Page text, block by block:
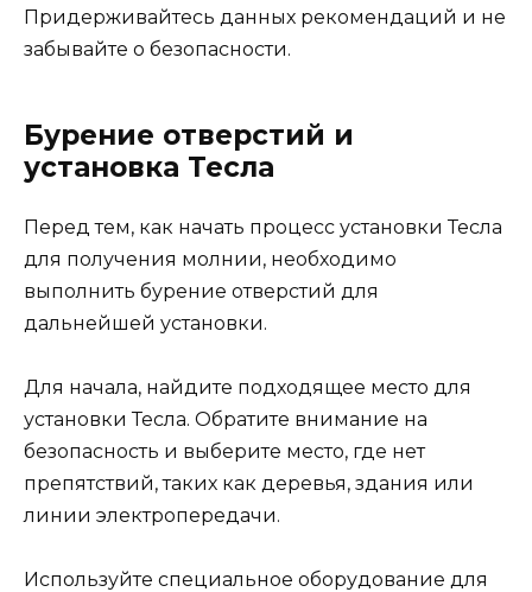
Придерживайтесь данных рекомендаций и не
забывайте о безопасности.
Бурение отверстий и
установка Тесла
Перед тем, как начать процесс установки Тесла
для получения молнии, необходимо
выполнить бурение отверстий для
дальнейшей установки.
Для начала, найдите подходящее место для
установки Тесла. Обратите внимание на
безопасность и выберите место, где нет
препятствий, таких как деревья, здания или
линии электропередачи.
Используйте специальное оборудование для